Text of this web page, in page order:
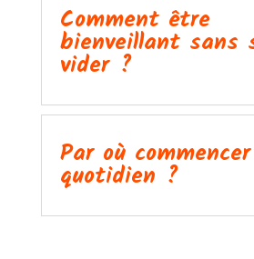
Comment être
bienveillant sans
vider ?
Par où
quotidien ?